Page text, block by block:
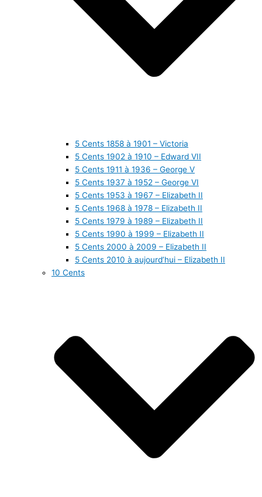
5 Cents 1858 à 1901 – Victoria
5 Cents 1902 à 1910 – Edward VII
5 Cents 1911 à 1936 – George V
5 Cents 1937 à 1952 – George VI
5 Cents 1953 à 1967 – Elizabeth II
5 Cents 1968 à 1978 – Elizabeth II
5 Cents 1979 à 1989 – Elizabeth II
5 Cents 1990 à 1999 – Elizabeth II
5 Cents 2000 à 2009 – Elizabeth II
5 Cents 2010 à aujourd’hui – Elizabeth II
10 Cents